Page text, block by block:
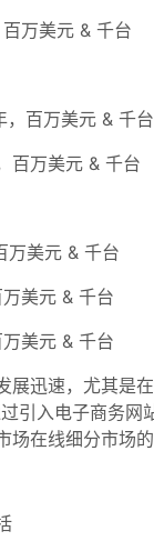
万美元 & 千台
百万美元 & 千台
百万美元 & 千台
美元 & 千台
美元 & 千台
美元 & 千台
展迅速，尤其是
入电子商务网
在线细分市场的